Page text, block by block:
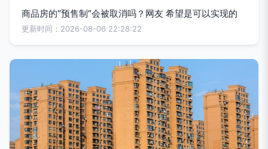
商品房的“预售制”会被取消吗？网友 希望是可以实现的
更新时间：2026-08-06 22:28:22